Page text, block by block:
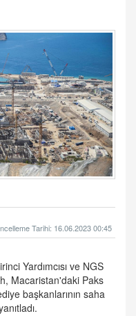
Tarihi: 16.06.2023 00:45
Yardımcısı ve NGS
Macaristan'daki Paks
başkanlarının saha